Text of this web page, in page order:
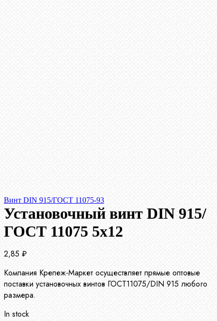
Винт DIN 915/ГОСТ 11075-93
Установочный винт DIN 915/
ГОСТ 11075 5х12
2,85 ₽
Компания Крепеж-Маркет осуществляет прямые оптовые
поставки установочных винтов ГОСТ11075/DIN 915 любого
размера.
In stock